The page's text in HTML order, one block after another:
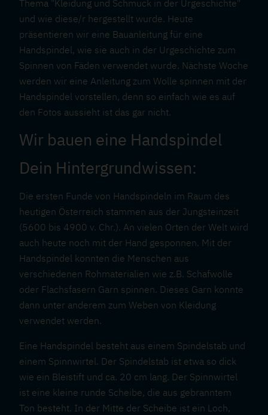
Thema "Kleidung und Schmuck in der Urgeschichte"
und wie diese/r hergestellt wurde. Heute
präsentieren wir eine Bauanleitung für eine
Handspindel, wie sie auch in der Urgeschichte zum
Spinnen von Fäden verwendet wurde. Nächste Woche
werden wir eine Anleitung zum Wolle spinnen mit der
Handspindel vorstellen, denn so einfach wie es auf
den Fotos aussieht ist das gar nicht.
Wir bauen eine Handspindel
Dein Hintergrundwissen:
Die ersten Funde von Handspindeln im Raum des
heutigen Österreich stammen aus der Jungsteinzeit
(5600 bis 4900 v. Chr.). An vielen Orten der Welt wird
auch heute noch mit der Hand gesponnen. Mit der
Handspindel konnten die Menschen aus
verschiedenen Rohmaterialien wie z.B. Schafwolle
oder Flachsfasern Garn spinnen. Dieses Garn konnte
dann unter anderem zum Weben von Kleidung
verwendet werden.
Eine Handspindel besteht aus einem Spindelstab und
einem Spinnwirtel. Der Spindelstab ist etwa so dick
wie ein Bleistift und ca. 20 cm lang. Der Spinnwirtel
ist eine kleine runde Scheibe, die aus gebranntem
Ton besteht. In der Mitte der Scheibe ist ein Loch,